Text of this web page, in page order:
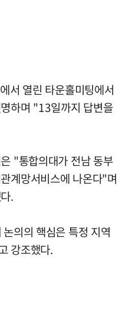
서 열린 타운홀미팅에서
하며 "13일까지 답변을
"통합의대가 전남 동부
계망서비스에 나온다"며
.
의의 핵심은 특정 지역
강조했다.